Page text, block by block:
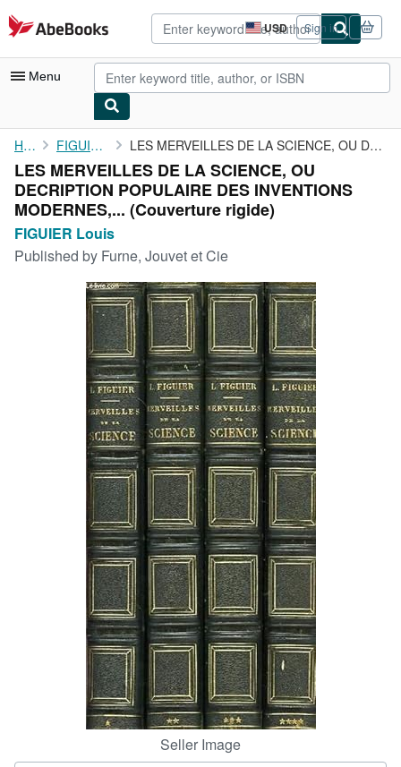
Skip to main content
AbeBooks.com USD
Site
shopping
preferences
Sign in
Menu
My Account
My Purchases
Advanced Search
Browse Collections
Art & Collectibles
CLOSE
Home FIGUIER Louis LES MERVEILLES DE LA SCIENCE, OU DECRIPTION POPULAIRE DES ...
LES MERVEILLES DE LA SCIENCE, OU
DECRIPTION POPULAIRE DES INVENTIONS
MODERNES,... (Couverture rigide)
FIGUIER Louis
Published by Furne, Jouvet et Cie
Seller Image